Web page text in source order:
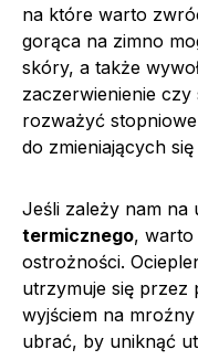
na które warto
gorąca na zimno
skóry, a także
zaczerwienienie
rozważyć
do zmieniających
Jeśli zależy nam na
termicznego,
ostrożności.
utrzymuje się przez
wyjściem na
ubrać, by uniknąć